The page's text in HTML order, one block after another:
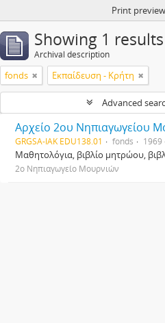
Print preview
Showing 1 results
Archival description
fonds Εκπαίδευση - Κρήτη
Advanced
Αρχείο 2ου Νηπιαγωγείου
GRGSA-IAK EDU138.01 fonds 1969
Μαθητολόγια, βιβλίο μητρώου,
2ο Νηπιαγωγείο Μουρνιών